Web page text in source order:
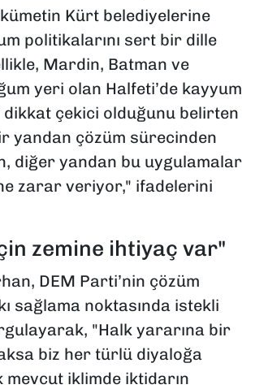
Kürt belediyelerine
politikalarını sert bir dille
Mardin, Batman ve
yeri olan Halfeti’de kayyum
dikkat çekici olduğunu belirten
yandan çözüm sürecinden
diğer yandan bu uygulamalar
zarar veriyor," ifadelerini
zemine ihtiyaç var"
DEM Parti’nin çözüm
sağlama noktasında istekli
"Halk yararına bir
biz her türlü diyaloğa
mevcut iklimde iktidarın